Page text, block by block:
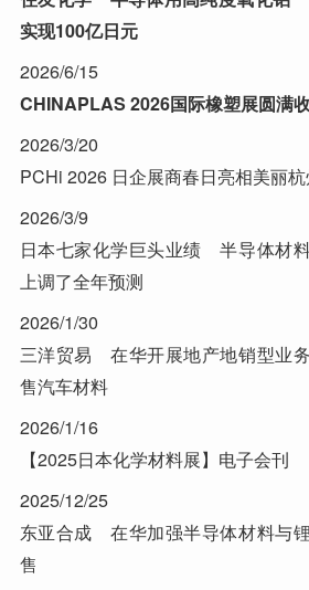
实现100亿日元
2026/6/15
CHINAPLAS 2026国际橡塑展圆满
2026/3/20
PCHi 2026 日企展商春日亮相美丽杭
2026/3/9
日本七家化学巨头业绩 半导体材
上调了全年预测
2026/1/30
三洋贸易 在华开展地产地销型业
售汽车材料
2026/1/16
【2025日本化学材料展】电子会刊
2025/12/25
东亚合成 在华加强半导体材料与
售